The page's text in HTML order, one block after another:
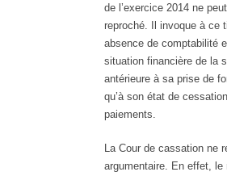
de l’exercice 2014 ne
reproché. Il invoque à ce
absence de comptabilité
situation financière de la
antérieure à sa prise de
qu’à son état de
paiements.
La Cour de cassation ne
argumentaire. En effet, le